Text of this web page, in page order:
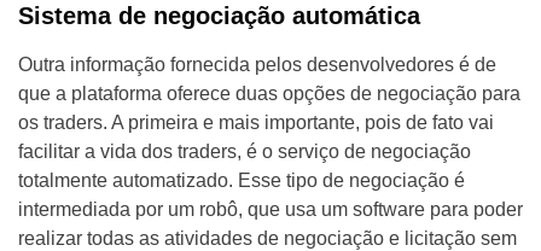
Sistema de negociação automática
Outra informação fornecida pelos desenvolvedores é de
que a plataforma oferece duas opções de negociação para
os traders. A primeira e mais importante, pois de fato vai
facilitar a vida dos traders, é o serviço de negociação
totalmente automatizado. Esse tipo de negociação é
intermediada por um robô, que usa um software para poder
realizar todas as atividades de negociação e licitação sem